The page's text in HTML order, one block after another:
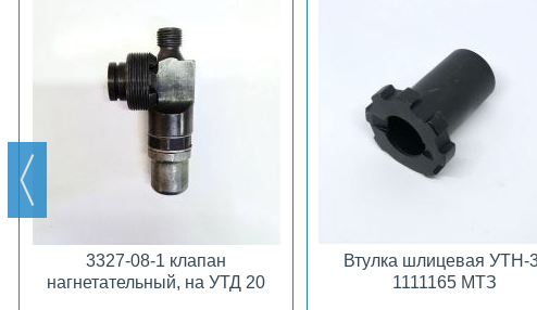
3327-08-1 клапан
нагнетательный, на УТД 20
Втулка шлицевая УТН-
1111165 МТЗ